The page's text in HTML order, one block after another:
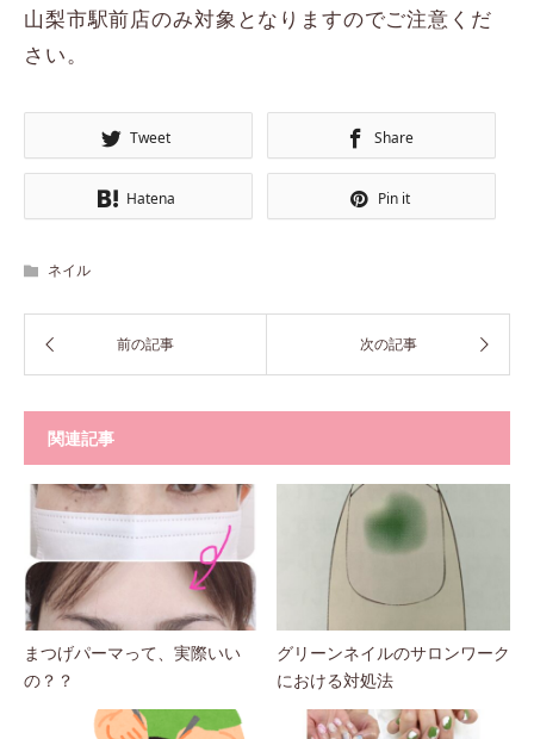
山梨市駅前店のみ対象となりますのでご注意くだ
さい。
Tweet Share
Hatena Pin it
ネイル
関連記事
まつげパーマって、実際いい
の？？
グリーンネイルのサロンワーク
における対処法